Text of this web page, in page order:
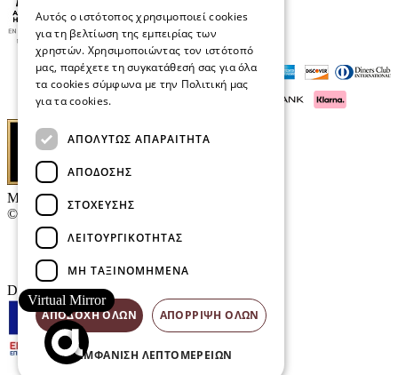
Μαρκάκης Οπτικά
© 2026
Επικοινωνία
E-Volution Awards
Designed & developed by
Virtual Mirror
Αυτός ο ιστότοπος χρησιμοποιεί cookies
για τη βελτίωση της εμπειρίας των
χρηστών. Χρησιμοποιώντας τον ιστότοπό
μας, παρέχετε τη συγκατάθεσή σας για όλα
τα cookies σύμφωνα με την Πολιτική μας
για τα cookies.
ΑΠΟΛΎΤΩΣ ΑΠΑΡΑΊΤΗΤΑ
ΑΠΌΔΟΣΗΣ
ΣΤΌΧΕΥΣΗΣ
ΛΕΙΤΟΥΡΓΙΚΌΤΗΤΑΣ
ΜΗ ΤΑΞΙΝΟΜΗΜΈΝΑ
ΑΠΟΔΟΧΉ ΌΛΩΝ ΑΠΌΡΡΙΨΗ ΌΛΩΝ
ΕΜΦΆΝΙΣΗ ΛΕΠΤΟΜΕΡΕΙΏΝ